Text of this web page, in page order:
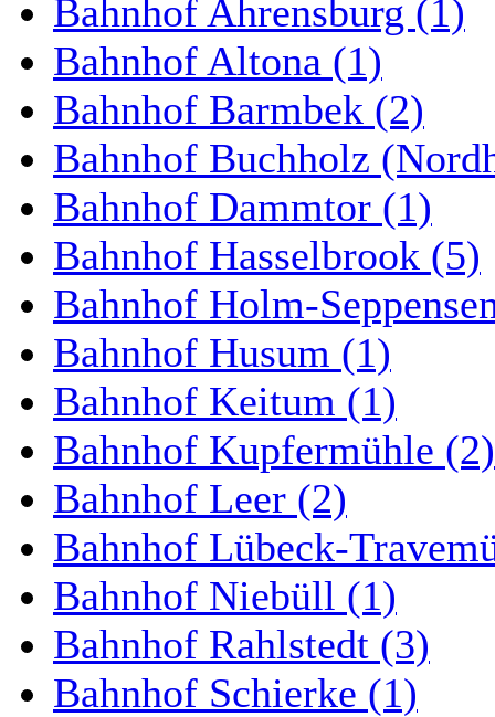
Bahnhof Ahrensburg (1)
Bahnhof Altona (1)
Bahnhof Barmbek (2)
Bahnhof Buchholz
Bahnhof Dammtor (1)
Bahnhof Hasselbrook (5)
Bahnhof Holm-
Bahnhof Husum (1)
Bahnhof Keitum (1)
Bahnhof Kupfermühle (2)
Bahnhof Leer (2)
Bahnhof Lübeck-
Bahnhof Niebüll (1)
Bahnhof Rahlstedt (3)
Bahnhof Schierke (1)